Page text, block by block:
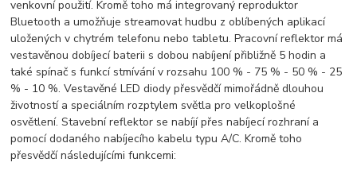
venkovní použití. Kromě toho má integrovaný reproduktor
Bluetooth a umožňuje streamovat hudbu z oblíbených aplikací
uložených v chytrém telefonu nebo tabletu. Pracovní reflektor má
vestavěnou dobíjecí baterii s dobou nabíjení přibližně 5 hodin a
také spínač s funkcí stmívání v rozsahu 100 % - 75 % - 50 % - 25
% - 10 %. Vestavěné LED diody přesvědčí mimořádně dlouhou
životností a speciálním rozptylem světla pro velkoplošné
osvětlení. Stavební reflektor se nabíjí přes nabíjecí rozhraní a
pomocí dodaného nabíjecího kabelu typu A/C. Kromě toho
přesvědčí následujícími funkcemi: